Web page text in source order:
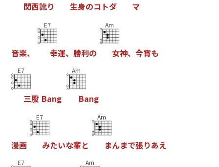
関西訛り 生身のコ トダ マ
音楽、
E7
幸運、 勝利の
Am
女神、 今宵も
E7
三股 Bang
Am
Bang
漫画
E7
みたいな輩と
Am
まんまで張りあえ
E7 Am